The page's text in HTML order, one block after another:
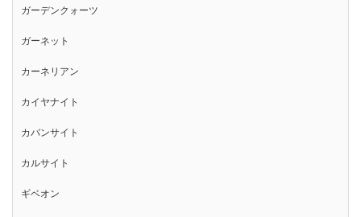
ガーデンクォーツ
ガーネット
カーネリアン
カイヤナイト
カバンサイト
カルサイト
ギベオン